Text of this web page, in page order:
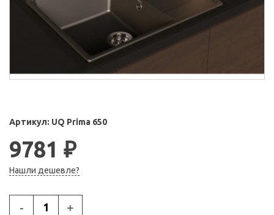
Артикул: UQ Prima 650
9781 ₽
Нашли дешевле?
- +